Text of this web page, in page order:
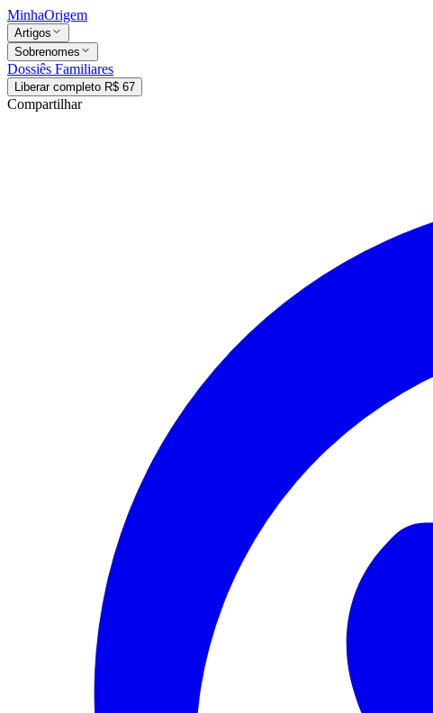
MinhaOrigem
Artigos
Sobrenomes
Dossiês Familiares
Liberar completo R$ 67
Compartilhar